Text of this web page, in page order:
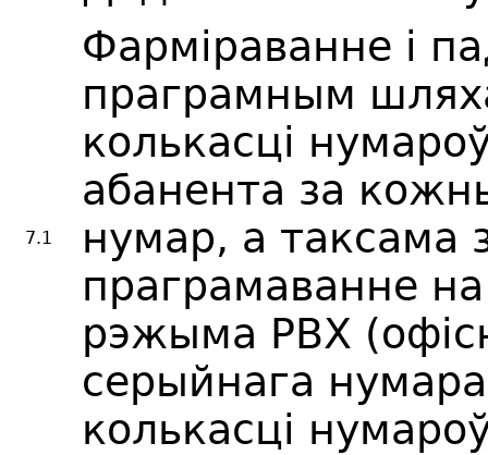
7.1
Фарміраванне і
праграмным
колькасці
абанента за
нумар, а таксама
праграмаванне
рэжыма РВХ
серыйнага
колькасці